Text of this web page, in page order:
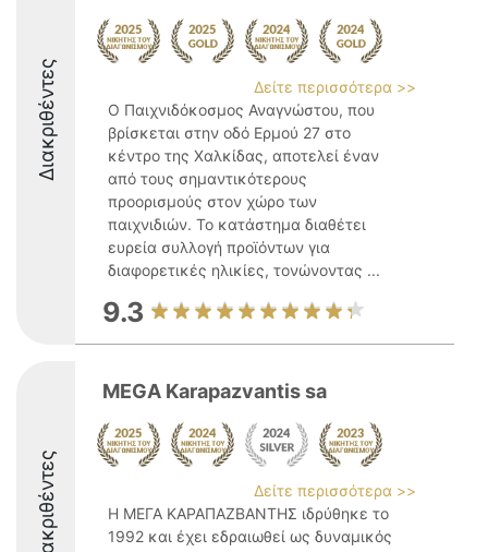
Διακριθέντες
Δείτε περισσότερα >>
Ο Παιχνιδόκοσμος Αναγνώστου, που
βρίσκεται στην οδό Ερμού 27 στο
κέντρο της Χαλκίδας, αποτελεί έναν
από τους σημαντικότερους
προορισμούς στον χώρο των
παιχνιδιών. Το κατάστημα διαθέτει
ευρεία συλλογή προϊόντων για
διαφορετικές ηλικίες, τονώνοντας ...
9.3
Διακριθέντες
MEGA Karapazvantis sa
Δείτε περισσότερα >>
Η ΜΕΓΑ ΚΑΡΑΠΑΖΒΑΝΤΗΣ ιδρύθηκε το
1992 και έχει εδραιωθεί ως δυναμικός